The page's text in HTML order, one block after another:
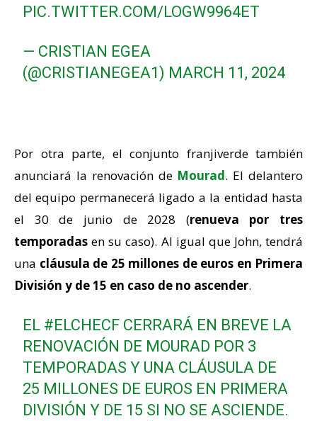
PIC.TWITTER.COM/LOGW9964ET
— CRISTIAN EGEA
(@CRISTIANEGEA1) MARCH 11, 2024
Por otra parte, el conjunto franjiverde también
anunciará la renovación de Mourad. El delantero
del equipo permanecerá ligado a la entidad hasta
el 30 de junio de 2028 (renueva por tres
temporadas en su caso). Al igual que John, tendrá
una cláusula de 25 millones de euros en Primera
División y de 15 en caso de no ascender.
EL #ELCHECF CERRARÁ EN BREVE LA
RENOVACIÓN DE MOURAD POR 3
TEMPORADAS Y UNA CLÁUSULA DE
25 MILLONES DE EUROS EN PRIMERA
DIVISIÓN Y DE 15 SI NO SE ASCIENDE.